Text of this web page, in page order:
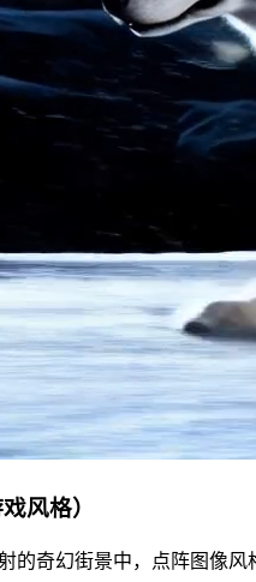
风格）
的奇幻街景中，点阵图像风